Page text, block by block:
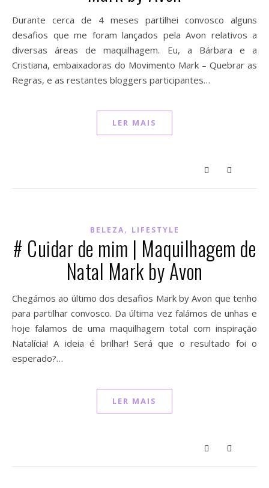
Durante cerca de 4 meses partilhei convosco alguns
desafios que me foram lançados pela Avon relativos a
diversas áreas de maquilhagem. Eu, a Bárbara e a
Cristiana, embaixadoras do Movimento Mark – Quebrar as
Regras, e as restantes bloggers participantes…
LER MAIS
BELEZA, LIFESTYLE
# Cuidar de mim | Maquilhagem de
Natal Mark by Avon
Chegámos ao último dos desafios Mark by Avon que tenho
para partilhar convosco. Da última vez falámos de unhas e
hoje falamos de uma maquilhagem total com inspiração
Natalícia! A ideia é brilhar! Será que o resultado foi o
esperado?…
LER MAIS